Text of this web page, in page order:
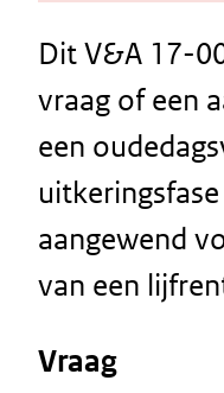
Dit V&A 17-
vraag of een
een
aangewend
van een
Vraag